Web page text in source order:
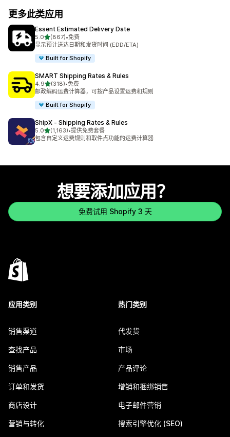
更多此类应用
Essent Estimated Delivery Date
5.0星（满分 5 星）
(867)
总共 867 条评论
•免费
显示预计送达日期和发货时间 (EDD/ETA)
Built for Shopify
SMART Shipping Rates & Rules
4.9星（满分 5 星）
(318)
总共 318 条评论
•免费
邮政编码运费计算器，可按产品设置运费和规则
Built for Shopify
ShipX ‑ Shipping Rates & Rules
5.0星（满分 5 星）
(1,163)
总共 1163 条评论
•提供免费套餐
包含自定义运费规则和取件点功能的运费计算器
想要添加应用？
免费试用 Shopify 3 天
应用类别
销售渠道
查找产品
销售产品
订单和发货
商店设计
营销与转化
热门类别
代发货
市场
产品评论
增销和捆绑销售
电子邮件营销
搜索引擎优化 (SEO)